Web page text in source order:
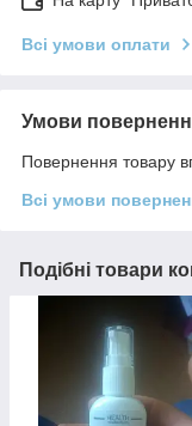
Всі умови оплати
Умови
Повернення товару
Всі умови
Подібні товари